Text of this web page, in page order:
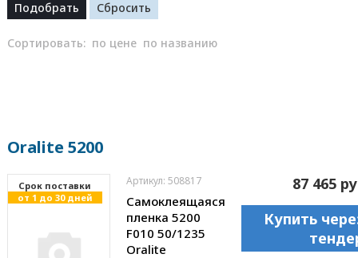
Сортировать: по цене по названию
Oralite 5200
Cрок поставки
от 1 до 30 дней
Артикул: 508817
Самоклеящаяся
пленка 5200
F010 50/1235
Oralite
87 465
Купить